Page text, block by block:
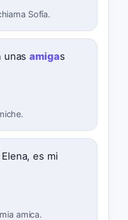
Sofía.
unasamigas
es mi
amica.